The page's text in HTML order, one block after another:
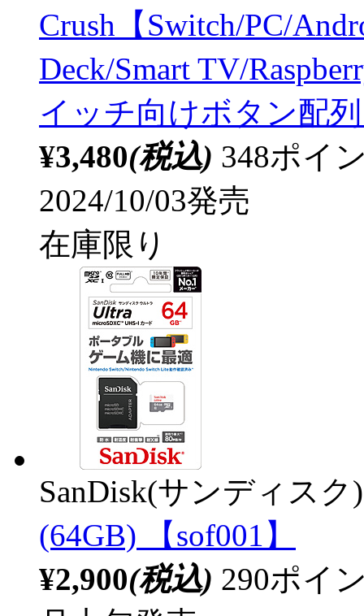
Crush【Switch/PC/
Deck/Smart TV/
イッチ向けボタン配
¥3,480(税込) 348ポイ
2024/10/03発売
在庫限り
SanDisk(サンディスク)
(64GB) 【sof001】
¥2,900(税込) 290ポイ